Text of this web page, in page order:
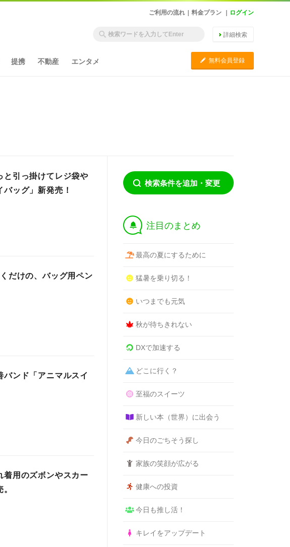
ご利用の流れ 料金プラン ログイン
詳細検索
提携 不動産 エンタメ C 無料会員登録
と引っ掛けてレジ袋や
ッグ」新発売！
だけの、バッグ用ペン
ンド「アニマルスイ
着用のズボンやスカー
検索条件を追加・変更
† 注目のまとめ
最高の夏にするために
猛暑を乗り切る！
いつまでも元気
秋が待ちきれない
DXで加速する
どこに行く？
至福のスイーツ
新しい本（世界）に出会う
今日のごちそう探し
家族の笑顔が広がる
健康への投資
今日も推し活！
キレイをアップデート